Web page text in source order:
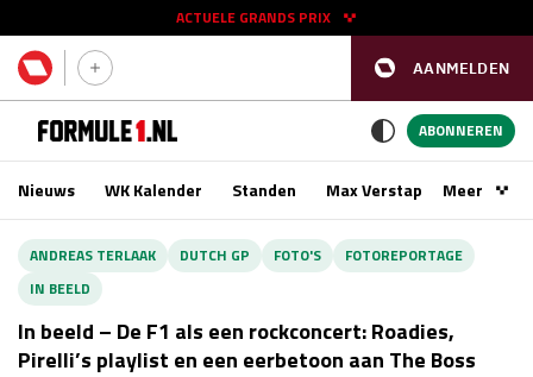
AANMELDEN
ACTUELE GRANDS PRIX
11 - 13 sep
Race
zo 15:00 - 17:00
GP SINGAPORE 2026 09 - 11 okt
ABONNEREN
Nieuws WK Kalender Standen Max VerstappenMeer
ANDREAS TERLAAK DUTCH GP FOTO'S
FOTOREPORTAGE
IN BEELD
In beeld – De F1 als een rockconcert: Roadies,
Pirelli’s playlist en een eerbetoon aan The Boss